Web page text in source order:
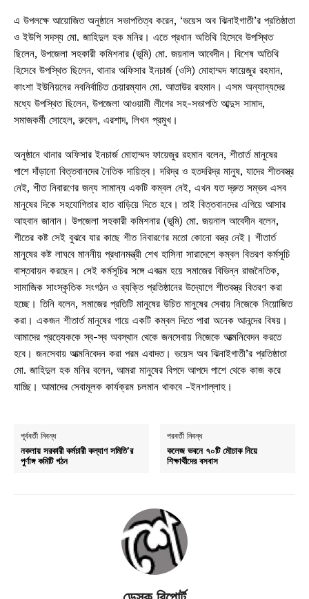
এ উপলক্ষে আয়োজিত অনুষ্ঠানে সভাপতিত্ব করেন, ‘ভয়েস অব ঝিনাইগাতী’র প্রতিষ্ঠাতা
ও ইউপি সদস্য মো. জাহিদুল হক মনির। এতে প্রধান অতিথি হিসেবে উপস্থিত
ছিলেন, উপজেলা সহকারী কমিশনার (ভূমি) মো. জয়নাল আবেদীন। বিশেষ অতিথি
হিসেবে উপস্থিত ছিলেন, থানার অফিসার ইনচার্জ (ওসি) মোহাম্মদ ফায়েজুর রহমান,
কাংশা ইউনিয়নের নবনির্বাচিত চেয়ারম্যান মো. আতাউর রহমান। এসম অন্যান্যদের
মধ্যে উপস্থিত ছিলেন, উপজেলা আওয়ামী লীগের সহ-সভাপতি আব্দুস সামাদ,
সমাজকর্মী সোহেল, রুবেল, এরশাদ, লিখন প্রমুখ।
অনুষ্ঠানে থানার অফিসার ইনচার্জ মোহাম্মদ ফায়েজুর রহমান বলেন, শীতার্ত মানুষের
পাশে দাঁড়ানো বিত্তবানদের নৈতিক দায়িত্ব। দরিদ্র ও হতদরিদ্র মানুষ, যাদের শীতবস্ত্র
নেই, শীত নিবারণের জন্য সামান্য একটি কম্বল নেই, এখন যত দ্রুত সম্ভব এসব
মানুষের দিকে সহযোগিতার হাত বাড়িয়ে দিতে হবে। তাই বিত্তবানদের এগিয়ে আসার
আহবান জানান। উপজেলা সহকারী কমিশনার (ভূমি) মো. জয়নাল আবেদীন বলেন,
শীতের কষ্ট সেই বুঝবে যার কাছে শীত নিবারণের মতো কোনো বস্ত্র নেই। শীতার্ত
মানুষের কষ্ট লাঘবে মাননীয় প্রধানমন্ত্রী শেখ হাসিনা সারাদেশে কম্বল বিতরণ কর্মসূচি
বাস্তবায়ন করছেন। সেই কর্মসূচির সঙ্গে একাত্ম হয়ে সমাজের বিভিন্ন রাজনৈতিক,
সামাজিক সাংস্কৃতিক সংগঠন ও ব্যক্তি প্রতিষ্ঠানের উদ্যোগে শীতবস্ত্র বিতরণ করা
হচ্ছে। তিনি বলেন, সমাজের প্রতিটি মানুষের উচিত মানুষের সেবায় নিজেকে নিয়োজিত
করা। একজন শীতার্ত মানুষের গায়ে একটি কম্বল দিতে পারা অনেক আনন্দের বিষয়।
আমাদের প্রত্যেককে স্ব-স্ব অবস্থান থেকে জনসেবায় নিজেকে আত্মনিবেদন করতে
হবে। জনসেবায় আত্মনিবেদন করা পরম এবাদত। ভয়েস অব ঝিনাইগাতী’র প্রতিষ্ঠাতা
মো. জাহিদুল হক মনির বলেন, আমরা মানুষের বিপদে আপদে পাশে থেকে কাজ করে
যাচ্ছি। আমাদের সেবামূলক কার্যক্রম চলমান থাকবে -ইনশাল্লাহ।
পূর্ববর্তী নিবন্ধ
নকলায় সরকারী কর্মচারী কল্যাণ সমিতি’র
পুর্ণাঙ্গ কমিটি গঠন
পরবর্তী নিবন্ধ
কলেজ ভবনে ৭০টি মৌচাক নিয়ে
শিক্ষার্থীদের বসবাস